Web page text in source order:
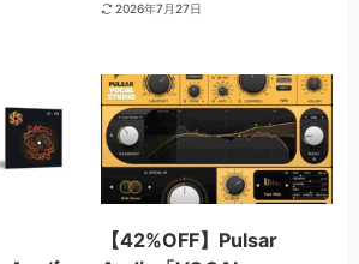
2026年7月27日
【42%OFF】Pulsar